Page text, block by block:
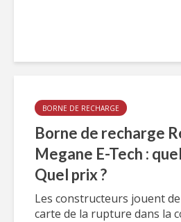
BORNE DE RECHARGE
Borne de recharge
Megane E-Tech :
Quel prix ?
Les constructeurs jouent
carte de la rupture dans la